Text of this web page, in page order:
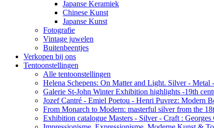
Japanse Keramiek
Chinese Kunst
Japanse Kunst
Fotografie
Vintage juwelen
Buitenbeentjes
Verkopen bij ons
Tentoonstellingen
Alle tentoonstellingen
Helena Schepens: On Matter and Light. Silver - Metal
Galerie St-John Winter Exhibition highlights -19th
Jozef Cantré - Emiel Poetou - Henri Puvrez: Modern
From Monarch to Modern: masterful silver from the
Exhibition catalogue Masters - Silver - Craft :